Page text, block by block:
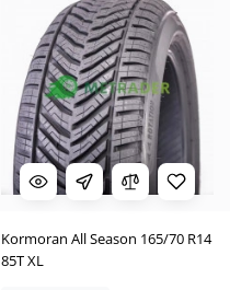
Kormoran All Season 165/70 R14
85T XL